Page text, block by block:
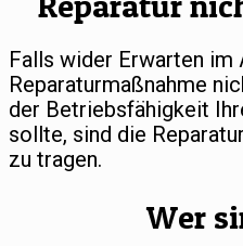
Falls wider Erwarten im
Reparaturmaßnahme
der Betriebsfähigkeit
sollte, sind die
zu tragen.
Wer